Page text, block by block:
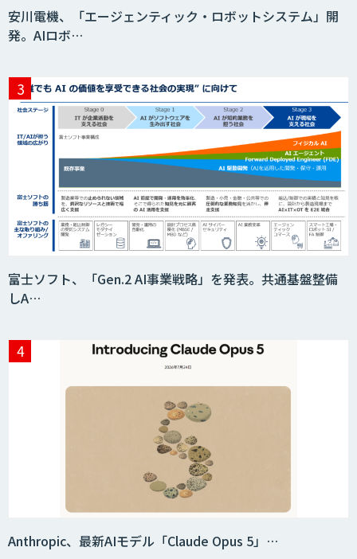
Acompany セキュアチャット
secondz Agentsense
Smart Search
法人向けAIエージェント「OfficeAI社
員」
安川電機、「エージェンティック・ロボットシステム」開
発。AIロボ…
富士ソフト、「Gen.2 AI事業戦略」を発表。共通基盤整備
しA…
Anthropic、最新AIモデル「Claude Opus 5」…